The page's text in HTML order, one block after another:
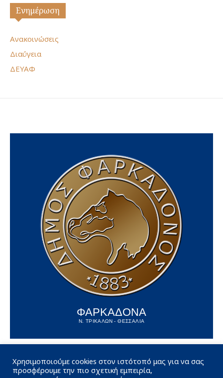
Ενημέρωση
Ανακοινώσεις
Διαύγεια
ΔΕΥΑΦ
ΦΑΡΚΑΔΟΝΑ
Ν. ΤΡΙΚΑΛΩΝ - ΘΕΣΣΑΛΙΑ
Χρησιμοποιούμε cookies στον ιστότοπό μας για να σας
προσφέρουμε την πιο σχετική εμπειρία,